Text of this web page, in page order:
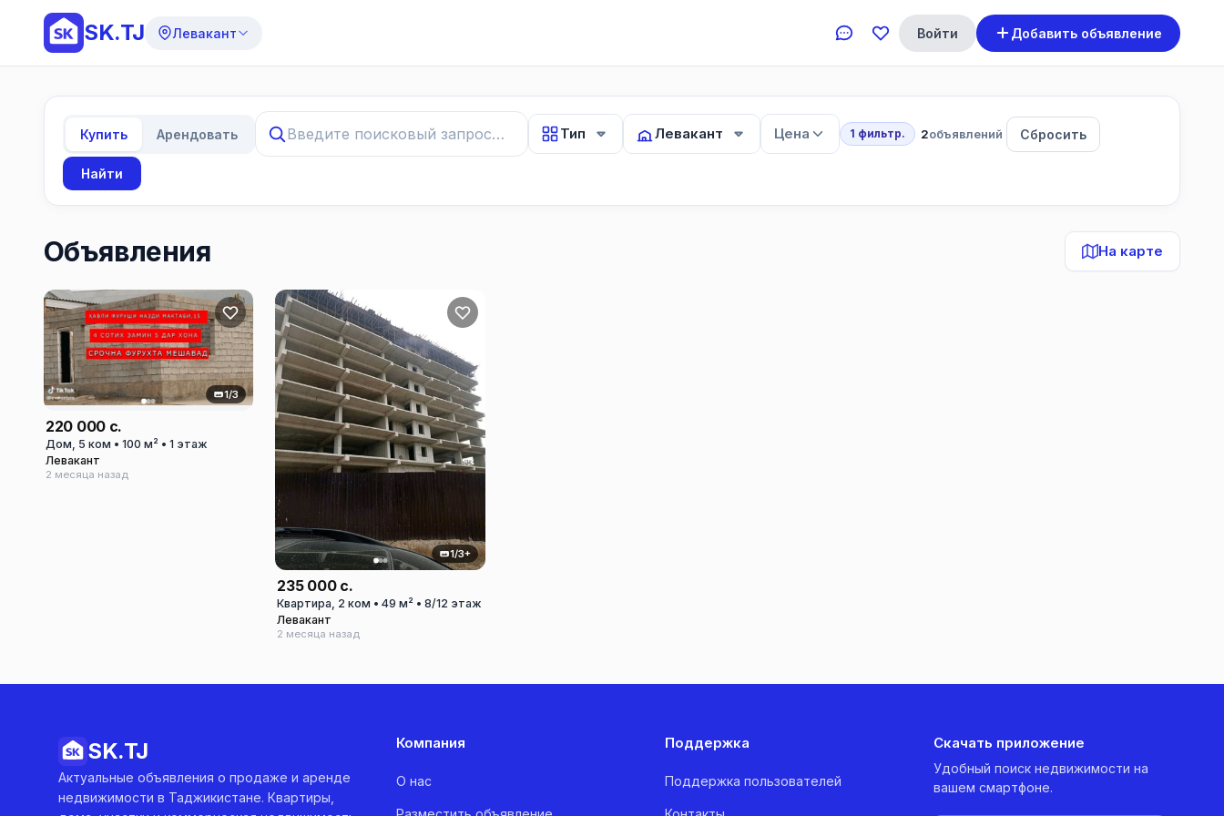
SK.TJ Левакант Войти Добавить объявление
Купить Арендовать Тип Левакант Цена 1 фильтр. 2объявлений Сбросить
Найти
Объявления На карте
1/3
220 000 с.
Дом, 5 ком • 100 м² • 1 этаж
Левакант
2 месяца назад
1/3+
235 000 с.
Квартира, 2 ком • 49 м² • 8/12 этаж
Левакант
2 месяца назад
SK.TJ
Актуальные объявления о продаже и аренде
недвижимости в Таджикистане. Квартиры,
Компания
О нас
Поддержка
Поддержка пользователей
Скачать приложение
Удобный поиск недвижимости на
вашем смартфоне.